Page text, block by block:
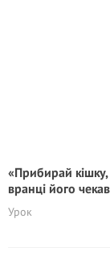
«Прибирай кішку,
вранці його
Урок